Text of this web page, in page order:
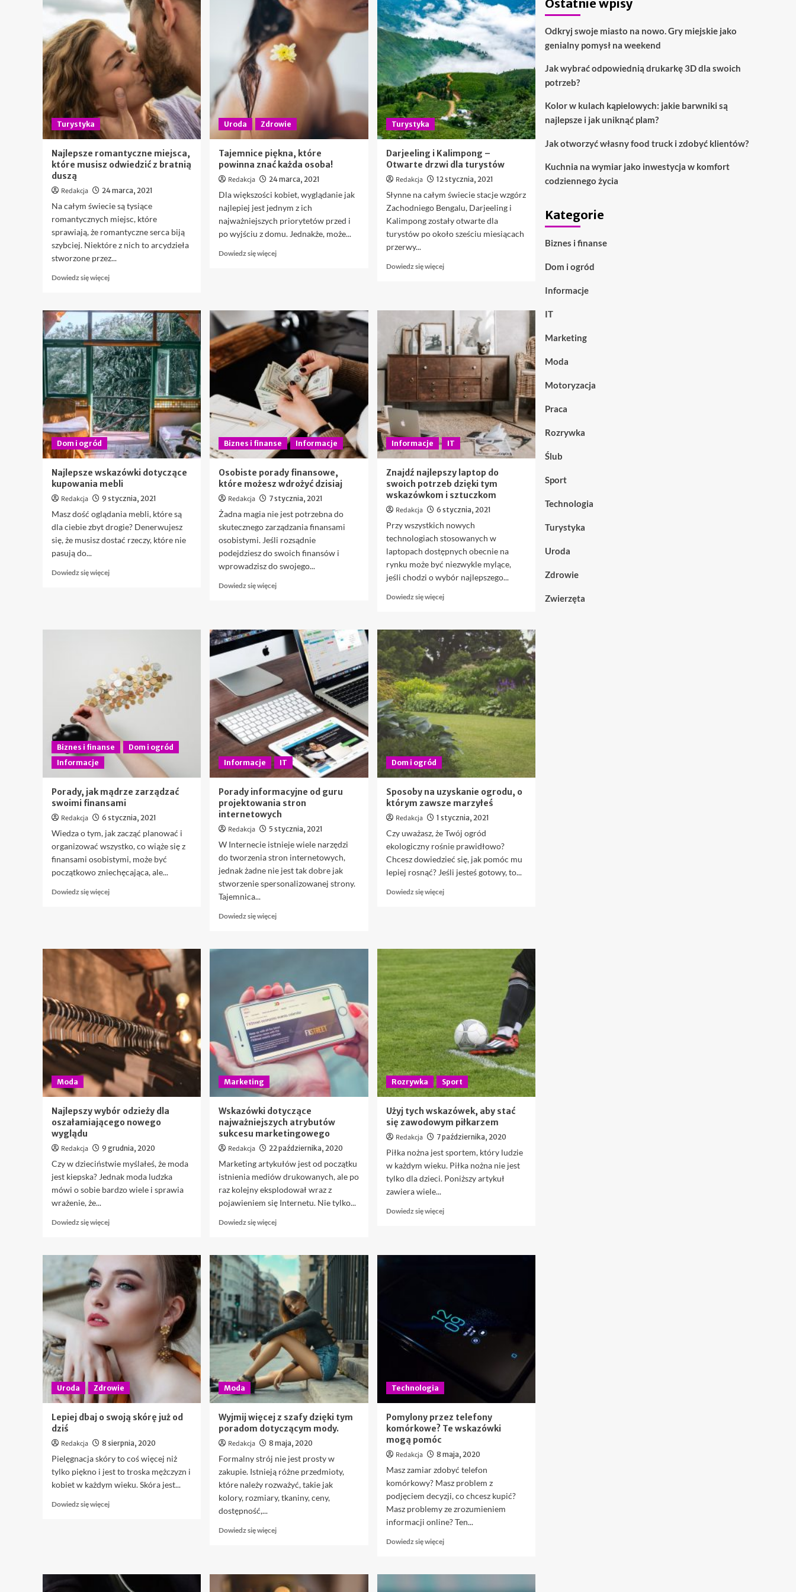
Turystyka
Najlepsze romantyczne miejsca,
które musisz odwiedzić z bratnią
duszą
Redakcja 24 marca, 2021
Na całym świecie są tysiące
romantycznych miejsc, które
sprawiają, że romantyczne serca biją
szybciej. Niektóre z nich to arcydzieła
stworzone przez...
Dowiedz się więcejDowiedz
o
Najlepsze
romantyczne
miejsca,
które
musisz
odwiedzić
z
bratnią
duszą
Uroda Zdrowie
Tajemnice piękna, które
powinna znać każda osoba!
Redakcja 24 marca, 2021
Dla większości kobiet, wyglądanie jak
najlepiej jest jednym z ich
najważniejszych priorytetów przed i
po wyjściu z domu. Jednakże, może...
Dowiedz się więcejDowiedz
które
powinna
znać
każda
osoba!
Turystyka
Darjeeling i Kalimpong –
Otwarte drzwi dla turystów
Redakcja 12 stycznia, 2021
Słynne na całym świecie stacje wzgórz
Zachodniego Bengalu, Darjeeling i
Kalimpong zostały otwarte dla
turystów po około sześciu miesiącach
przerwy...
Dowiedz się więcejDowiedz
Darjeeling
i
Kalimpong
–
Otwarte
dla
turystów
Dom i ogród
Najlepsze wskazówki dotyczące
kupowania mebli
Redakcja 9 stycznia, 2021
Masz dość oglądania mebli, które są
dla ciebie zbyt drogie? Denerwujesz
się, że musisz dostać rzeczy, które nie
pasują do...
Dowiedz się więcejDowiedz
Biznes i finanse Informacje
Osobiste porady finansowe,
które możesz wdrożyć dzisiaj
Redakcja 7 stycznia, 2021
Żadna magia nie jest potrzebna do
skutecznego zarządzania finansami
osobistymi. Jeśli rozsądnie
podejdziesz do swoich finansów i
wprowadzisz do swojego...
Dowiedz się więcejDowiedz
Osobiste
porady
finansowe,
które
możesz
wdrożyć
dzisiaj
Informacje IT
Znajdź najlepszy laptop do
swoich potrzeb dzięki tym
wskazówkom i sztuczkom
Redakcja 6 stycznia, 2021
Przy wszystkich nowych
technologiach stosowanych w
laptopach dostępnych obecnie na
rynku może być niezwykle mylące,
jeśli chodzi o wybór najlepszego...
Dowiedz się więcejDowiedz
o
Znajdź
najlepszy
laptop
do
swoich
potrzeb
dzięki
wskazówkom
i
sztuczkom
Biznes i finanse
Dom i ogród
Informacje
Porady, jak mądrze zarządzać
swoimi finansami
Redakcja 6 stycznia, 2021
Wiedza o tym, jak zacząć planować i
organizować wszystko, co wiąże się z
finansami osobistymi, może być
początkowo zniechęcająca, ale...
Dowiedz się więcejDowiedz
mądrze
zarządzać
swoimi
Informacje IT
Porady informacyjne od guru
projektowania stron
internetowych
Redakcja 5 stycznia, 2021
W Internecie istnieje wiele narzędzi
do tworzenia stron internetowych,
jednak żadne nie jest tak dobre jak
stworzenie spersonalizowanej strony.
Tajemnica...
Dowiedz się więcejDowiedz
o
od
guru
projektowania
stron
internetowych
Dom i ogród
Sposoby na uzyskanie ogrodu, o
którym zawsze marzyłeś
Redakcja 1 stycznia, 2021
Czy uważasz, że Twój ogród
ekologiczny rośnie prawidłowo?
Chcesz dowiedzieć się, jak pomóc mu
lepiej rosnąć? Jeśli jesteś gotowy, to...
Dowiedz się więcejDowiedz
ogrodu,
którym
zawsze
marzyłeś
Moda
Najlepszy wybór odzieży dla
oszałamiającego nowego
wyglądu
Redakcja 9 grudnia, 2020
Czy w dzieciństwie myślałeś, że moda
jest kiepska? Jednak moda ludzka
mówi o sobie bardzo wiele i sprawia
wrażenie, że...
Dowiedz się więcejDowiedz
o
wybór
odzieży
dla
oszałamiającego
nowego
Marketing
Wskazówki dotyczące
najważniejszych atrybutów
sukcesu marketingowego
Redakcja 22 października, 2020
Marketing artykułów jest od początku
istnienia mediów drukowanych, ale po
raz kolejny eksplodował wraz z
pojawieniem się Internetu. Nie tylko...
Dowiedz się więcejDowiedz
o
Wskazówki
dotyczące
najważniejszych
atrybutów
sukcesu
marketingowego
Rozrywka Sport
Użyj tych wskazówek, aby stać
się zawodowym piłkarzem
Redakcja 7 października, 2020
Piłka nożna jest sportem, który ludzie
w każdym wieku. Piłka nożna nie jest
tylko dla dzieci. Poniższy artykuł
zawiera wiele...
Dowiedz się więcejDowiedz
Użyj
się
zawodowym
piłkarzem
Uroda Zdrowie
Lepiej dbaj o swoją skórę już od
dziś
Redakcja 8 sierpnia, 2020
Pielęgnacja skóry to coś więcej niż
tylko piękno i jest to troska mężczyzn i
kobiet w każdym wieku. Skóra jest...
Dowiedz się więcejDowiedz
swoją
Moda
Wyjmij więcej z szafy dzięki tym
poradom dotyczącym mody.
Redakcja 8 maja, 2020
Formalny strój nie jest prosty w
zakupie. Istnieją różne przedmioty,
które należy rozważyć, takie jak
kolory, rozmiary, tkaniny, ceny,
dostępność,...
Dowiedz się więcejDowiedz
Wyjmij
więcej
Technologia
Pomylony przez telefony
komórkowe? Te wskazówki
mogą pomóc
Redakcja 8 maja, 2020
Masz zamiar zdobyć telefon
komórkowy? Masz problem z
podjęciem decyzji, co chcesz kupić?
Masz problemy ze zrozumieniem
informacji online? Ten...
Dowiedz się więcejDowiedz
o
Ostatnie wpisy
Odkryj swoje miasto na nowo. Gry miejskie jako
genialny pomysł na weekend
Jak wybrać odpowiednią drukarkę 3D dla swoich
potrzeb?
Kolor w kulach kąpielowych: jakie barwniki są
najlepsze i jak uniknąć plam?
Jak otworzyć własny food truck i zdobyć klientów?
Kuchnia na wymiar jako inwestycja w komfort
codziennego życia
Kategorie
Biznes i finanse
Dom i ogród
Informacje
IT
Marketing
Moda
Motoryzacja
Praca
Rozrywka
Ślub
Sport
Technologia
Turystyka
Uroda
Zdrowie
Zwierzęta